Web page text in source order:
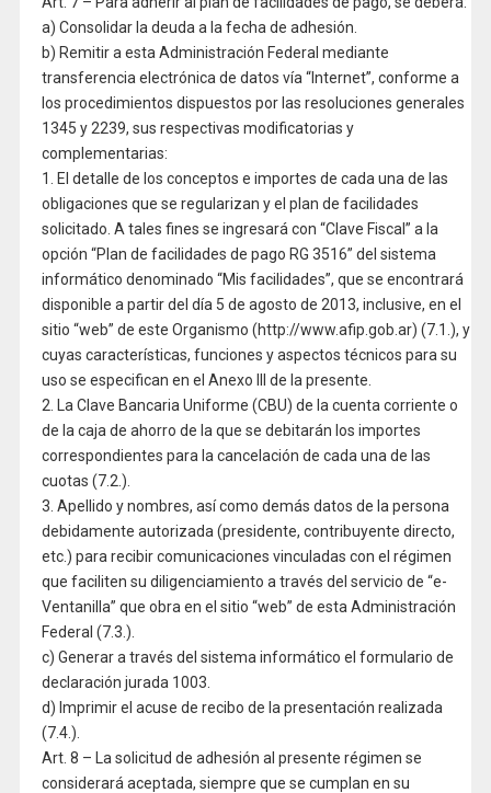
a) Consolidar la deuda a la fecha de adhesión.
b) Remitir a esta Administración Federal mediante
transferencia electrónica de datos vía “Internet”, conforme a
los procedimientos dispuestos por las resoluciones generales
1345 y 2239, sus respectivas modificatorias y
complementarias:
1. El detalle de los conceptos e importes de cada una de las
obligaciones que se regularizan y el plan de facilidades
solicitado. A tales fines se ingresará con “Clave Fiscal” a la
opción “Plan de facilidades de pago RG 3516” del sistema
informático denominado “Mis facilidades”, que se encontrará
disponible a partir del día 5 de agosto de 2013, inclusive, en el
sitio “web” de este Organismo (http://www.afip.gob.ar) (7.1.), y
cuyas características, funciones y aspectos técnicos para su
uso se especifican en el Anexo III de la presente.
2. La Clave Bancaria Uniforme (CBU) de la cuenta corriente o
de la caja de ahorro de la que se debitarán los importes
correspondientes para la cancelación de cada una de las
cuotas (7.2.).
3. Apellido y nombres, así como demás datos de la persona
debidamente autorizada (presidente, contribuyente directo,
etc.) para recibir comunicaciones vinculadas con el régimen
que faciliten su diligenciamiento a través del servicio de “e-
Ventanilla” que obra en el sitio “web” de esta Administración
Federal (7.3.).
c) Generar a través del sistema informático el formulario de
declaración jurada 1003.
d) Imprimir el acuse de recibo de la presentación realizada
(7.4.).
Art. 8 – La solicitud de adhesión al presente régimen se
considerará aceptada, siempre que se cumplan en su